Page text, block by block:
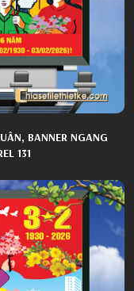
BANNER NGANG
131